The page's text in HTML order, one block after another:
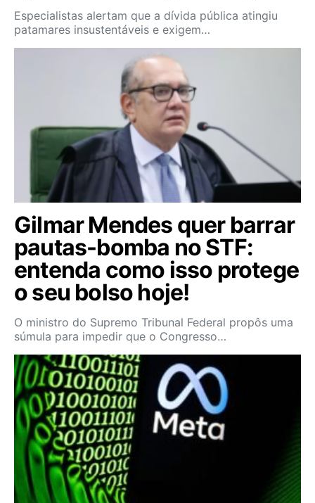
Especialistas alertam que a dívida pública atingiu
patamares insustentáveis e exigem…
Gilmar Mendes quer barrar
pautas-bomba no STF:
entenda como isso protege
o seu bolso hoje!
O ministro do Supremo Tribunal Federal propôs uma
súmula para impedir que o Congresso…